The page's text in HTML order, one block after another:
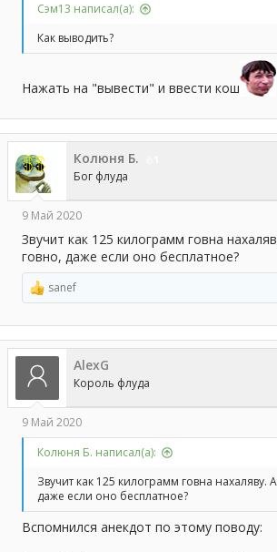
Сэм13 написал(а):
Как выводить?
Нажать на "вывести" и ввести кош
Колюня Б.
Бог флуда
9 Май 2020
Звучит как 125 килограмм говна
говно, даже если оно бесплатное?
Р
е
а
к
ц
и
и
sanef
AlexG
Король флуда
9 Май 2020
Колюня Б. написал(а):
Звучит как 125 килограмм говна нахаляву.
даже если оно бесплатное?
Вспомнился анекдот по этому поводу: